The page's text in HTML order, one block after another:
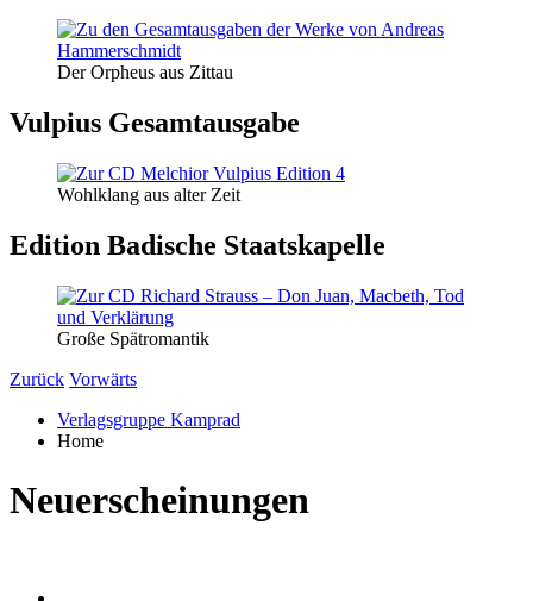
Der Orpheus aus Zittau
Vulpius Gesamtausgabe
Wohlklang aus alter Zeit
Edition Badische Staatskapelle
Große Spätromantik
Zurück Vorwärts
Verlagsgruppe Kamprad
Home
Neuerscheinungen